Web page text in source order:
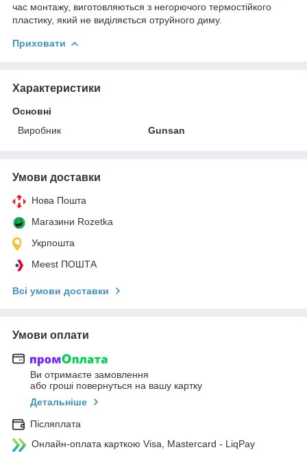
час монтажу, виготовляються з негорючого термостійкого
пластику, який не виділяється отруйного диму.
Приховати
Характеристики
Основні
Виробник
Gunsan
Умови доставки
Нова Пошта
Магазини Rozetka
Укрпошта
Meest ПОШТА
Всі умови доставки
Умови оплати
Ви отримаєте замовлення
або гроші повернуться на вашу картку
Детальніше
Післяплата
Онлайн-оплата карткою Visa, Mastercard - LiqPay